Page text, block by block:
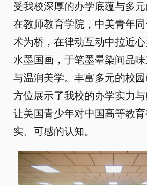
受我校深厚的办学底蕴与多元
在教师教育学院，中美青年
术为桥，在律动互动中拉近
水墨国画，于笔墨晕染间品
与温润美学。丰富多元的校
方位展示了我校的办学实力
让美国青少年对中国高等教
实、可感的认知。